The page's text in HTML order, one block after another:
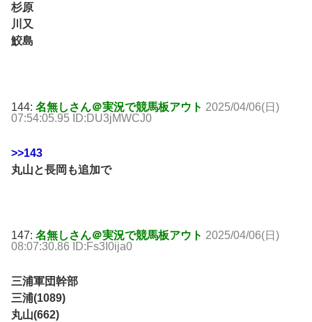
杉原
川又
鮫島
144: 名無しさん＠実況で競馬板アウト 2025/04/06(日)
07:54:05.95 ID:DU3jMWCJ0
>>143
丸山と長岡も追加で
147: 名無しさん＠実況で競馬板アウト 2025/04/06(日)
08:07:30.86 ID:Fs3I0ija0
三浦軍団幹部
三浦(1089)
丸山(662)